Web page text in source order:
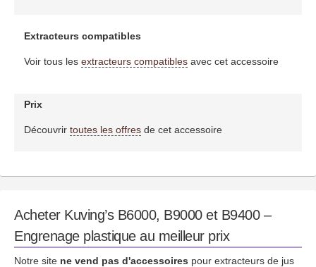
Extracteurs compatibles
Voir tous les extracteurs compatiblesavec cet accessoire
Prix
Découvrir toutes les offresde cet accessoire
Acheter Kuving’s B6000, B9000 et B9400 –
Engrenage plastique au meilleur prix
Notre site ne vend pas d'accessoires pour extracteurs de jus